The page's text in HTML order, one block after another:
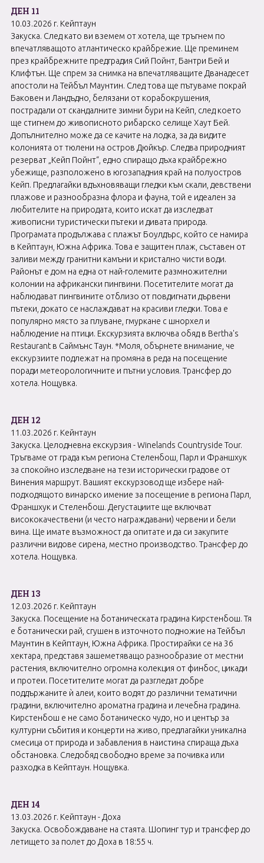
ДЕН 11
10.03.2026 г. Кейптаун
Закуска. След като ви вземем от хотела, ще тръгнем по
впечатляващото атлантическо крайбрежие. Ще преминем
през крайбрежните предградия Сий Пойнт, Бантри Бей и
Клифтън. Ще спрем за снимка на впечатляващите Дванадесет
апостоли на Тейбъл Маунтин. След това ще пътуваме покрай
Баковен и Ландъдно, белязани от корабокрушения,
пострадали от скандалните зимни бури на Кейп, след което
ще стигнем до живописното рибарско селище Хаут Бей.
Допълнително може да се качите на лодка, за да видите
колонията от тюлени на остров Дюйкър. Следва природният
резерват „Кейп Пойнт“, едно спиращо дъха крайбрежно
убежище, разположено в югозападния край на полуостров
Кейп. Предлагайки вдъхновяващи гледки към скали, девствени
плажове и разнообразна флора и фауна, той е идеален за
любителите на природата, които искат да изследват
живописни туристически пътеки и дивата природа.
Програмата продължава с плажът Боулдърс, който се намира
в Кейптаун, Южна Африка. Това е защитен плаж, съставен от
заливи между гранитни камъни и кристално чисти води.
Районът е дом на една от най-големите размножителни
колонии на африкански пингвини. Посетителите могат да
наблюдават пингвините отблизо от повдигнати дървени
пътеки, докато се наслаждават на красиви гледки. Това е
популярно място за плуване, гмуркане с шнорхел и
наблюдение на птици. Екскурзията включва обяд в Bertha's
Restaurant в Саймънс Таун. *Моля, обърнете внимание, че
екскурзиите подлежат на промяна в реда на посещение
поради метеорологичните и пътни условия. Трансфер до
хотела. Нощувка.
ДЕН 12
11.03.2026 г. Кейнтаун
Закуска. Целодневна екскурзия - Winelands Countryside Tour.
Тръгваме от града към региона Стеленбош, Парл и Франшхук
за спокойно изследване на тези исторически градове от
Винения маршрут. Вашият екскурзовод ще избере най-
подходящото винарско имение за посещение в региона Парл,
Франшхук и Стеленбош. Дегустациите ще включват
висококачествени (и често награждавани) червени и бели
вина. Ще имате възможност да опитате и да си закупите
различни видове сирена, местно производство. Трансфер до
хотела. Нощувка.
ДЕН 13
12.03.2026 г. Кейптаун
Закуска. Посещение на ботаническата градина Кирстенбош. Тя
е ботанически рай, сгушен в източното подножие на Тейбъл
Маунтин в Кейптаун, Южна Африка. Простирайки се на 36
хектара, представя зашеметяващо разнообразие от местни
растения, включително огромна колекция от финбос, цикади
и протеи. Посетителите могат да разгледат добре
поддържаните ѝ алеи, които водят до различни тематични
градини, включително ароматна градина и лечебна градина.
Кирстенбош е не само ботаническо чудо, но и център за
културни събития и концерти на живо, предлагайки уникална
смесица от природа и забавления в наистина спираща дъха
обстановка. Следобяд свободно време за почивка или
разходка в Кейптаун. Нощувка.
ДЕН 14
13.03.2026 г. Кейптаун - Доха
Закуска. Освобождаване на стаята. Шопинг тур и трансфер до
летището за полет до Доха в 18:55 ч.